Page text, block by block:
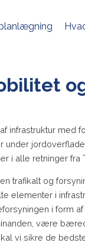
infrastruktur med
i alle retninger fra
trafikalt og
elementer i
i form
være
vi sikre de